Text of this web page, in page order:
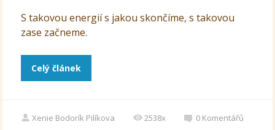
S takovou energií s jakou skončíme, s takovou
zase začneme.
Celý článek
Xenie Bodorík Pilíkova 2538x 0 Komentářů